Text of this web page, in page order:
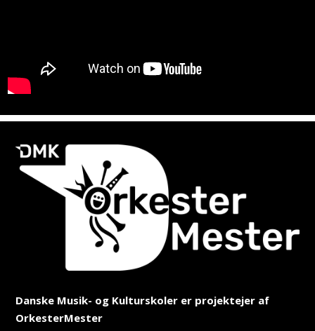
Danske Musik- og Kulturskoler er projektejer af
OrkesterMester